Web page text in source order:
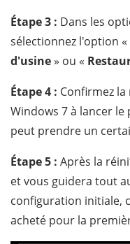
Étape 3 : Dans les
sélectionnez l'option «
d'usine» ou «
Étape 4 : Confirmez
Windows 7 à lancer
peut prendre un
Étape 5 : Après la
et vous guidera tout
configuration initiale,
acheté pour la